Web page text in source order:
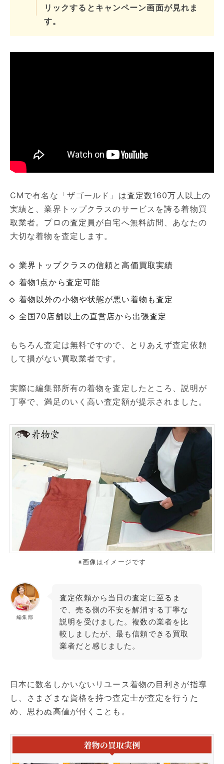
リックするとキャンペーン画面が見れま
す。
CMで有名な「ザゴールド」は査定数160万人以上の
実績と、業界トップクラスのサービスを誇る着物買
取業者。プロの査定員が自宅へ無料訪問、あなたの
大切な着物を査定します。
業界トップクラスの信頼と高価買取実績
着物1点から査定可能
着物以外の小物や状態が悪い着物も査定
全国70店舗以上の直営店から出張査定
もちろん査定は無料ですので、とりあえず査定依頼
して損がない買取業者です。
実際に編集部所有の着物を査定したところ、説明が
丁寧で、満足のいく高い査定額が提示されました。
※画像はイメージです
編集部
査定依頼から当日の査定に至るま
で、売る側の不安を解消する丁寧な
説明を受けました。複数の業者を比
較しましたが、最も信頼できる買取
業者だと感じました。
日本に数名しかいないリユース着物の目利きが指導
し、さまざまな資格を持つ査定士が査定を行うた
め、思わぬ高値が付くことも。